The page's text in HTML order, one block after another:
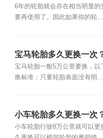
6年的轮胎就会存在相当明显的
要再使用了。因此如果你的轮...
宝马轮胎多久更换一次
宝马轮胎一般5万公里要换，以
换标准：只要轮胎表面没有明...
小车轮胎多久更换一次
小车轮胎行驶8万公里就可以更